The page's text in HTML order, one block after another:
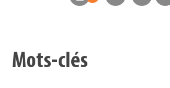
Mots-clés